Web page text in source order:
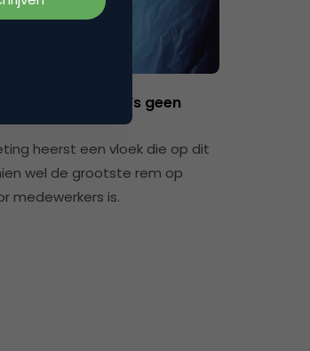
willen je collega’s geen
heerst een vloek die op dit
wel de grootste rem op
medewerkers is.